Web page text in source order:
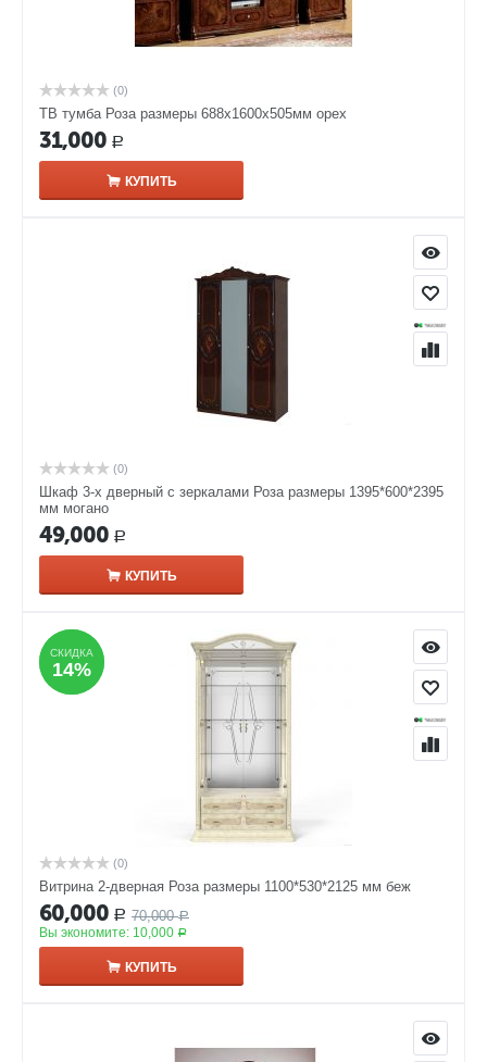
(0)
ТВ тумба Роза размеры 688x1600x505мм орех
31,000 Р
КУПИТЬ
(0)
Шкаф 3-х дверный с зеркалами Роза размеры 1395*600*2395
мм могано
49,000 Р
КУПИТЬ
СКИДКА
14%
СКИДКА
14%
(0)
Витрина 2-дверная Роза размеры 1100*530*2125 мм беж
60,000 Р 70,000 Р
Вы экономите: 10,000 Р
КУПИТЬ